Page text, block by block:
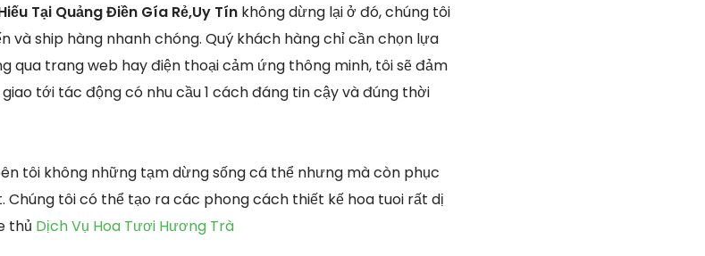
Tại Quảng Điền Gía Rẻ,Uy Tín không dừng lại ở đó, chúng tôi
và ship hàng nhanh chóng. Quý khách hàng chỉ cần chọn lựa
qua trang web hay điện thoại cảm ứng thông minh, tôi sẽ đảm
tới tác động có nhu cầu 1 cách đáng tin cậy và đúng thời
tôi không những tạm dừng sống cá thể nhưng mà còn phục
tôi có thể tạo ra các phong cách thiết kế hoa tuoi rất dị
thủ Dịch Vụ Hoa Tươi Hương Trà